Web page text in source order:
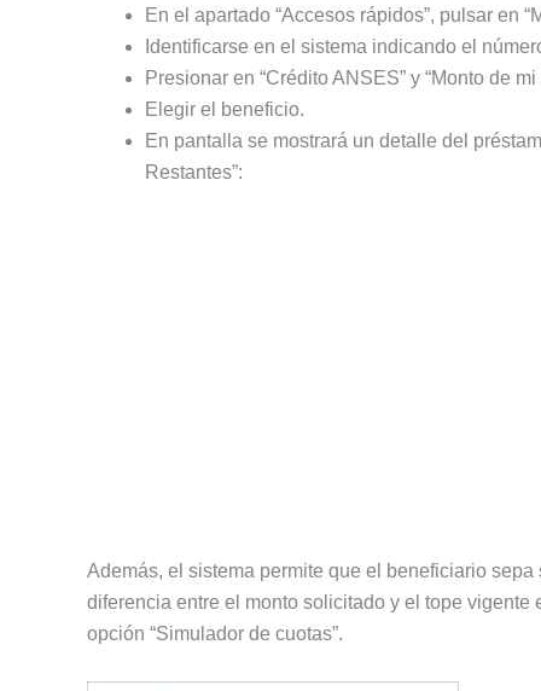
En el apartado “Accesos rápidos”, pulsar en
Identificarse en el sistema indicando el
Presionar en “Crédito ANSES” y “Monto de mi
Elegir el beneficio.
En pantalla se mostrará un detalle del
Restantes”:
Además, el sistema permite que el beneficiario
diferencia entre el monto solicitado y el tope
opción “Simulador de cuotas”.